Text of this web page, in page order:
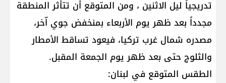
تدريجياً ليل الاثنين ، ومن المتوقع أن تتأثر المنطقة
مجدداً بعد ظهر يوم الأربعاء بمنخفض جوي اّخر،
مصدره شمال غرب تركيا، فيعود تساقط الأمطار
والثلوج حتى بعد ظهر يوم الجمعة المقبل.
الطقس المتوقع في لبنان: